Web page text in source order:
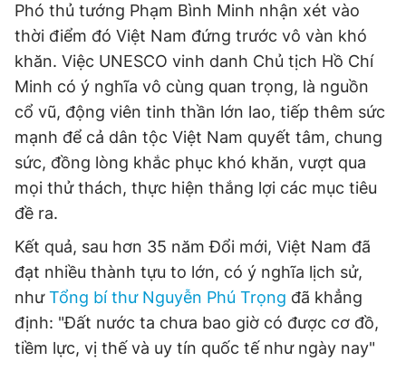
Phó thủ tướng Phạm Bình Minh nhận xét vào
thời điểm đó Việt Nam đứng trước vô vàn khó
khăn. Việc UNESCO vinh danh Chủ tịch Hồ Chí
Minh có ý nghĩa vô cùng quan trọng, là nguồn
cổ vũ, động viên tinh thần lớn lao, tiếp thêm sức
mạnh để cả dân tộc Việt Nam quyết tâm, chung
sức, đồng lòng khắc phục khó khăn, vượt qua
mọi thử thách, thực hiện thắng lợi các mục tiêu
đề ra.
Kết quả, sau hơn 35 năm Đổi mới, Việt Nam đã
đạt nhiều thành tựu to lớn, có ý nghĩa lịch sử,
nhưTổng bí thư Nguyễn Phú Trọng đã khẳng
định: "Đất nước ta chưa bao giờ có được cơ đồ,
tiềm lực, vị thế và uy tín quốc tế như ngày nay"